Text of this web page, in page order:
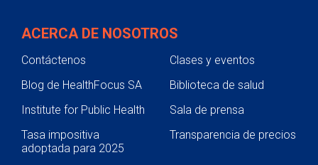
ACERCA DE NOSOTROS
Contáctenos
Clases y eventos
Blog de HealthFocus SA
Biblioteca de salud
Institute for Public Health
Sala de prensa
Tasa impositiva
adoptada para 2025
Transparencia de precios